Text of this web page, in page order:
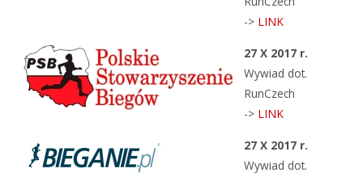
-> LINK
27 X 2017 r.
Wywiad dot.
RunCzech
-> LINK
27 X 2017 r.
Wywiad dot.